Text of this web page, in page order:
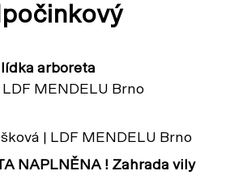
arboreta
MENDELU Brno
| LDF MENDELU Brno
NAPLNĚNA ! Zahrada vily